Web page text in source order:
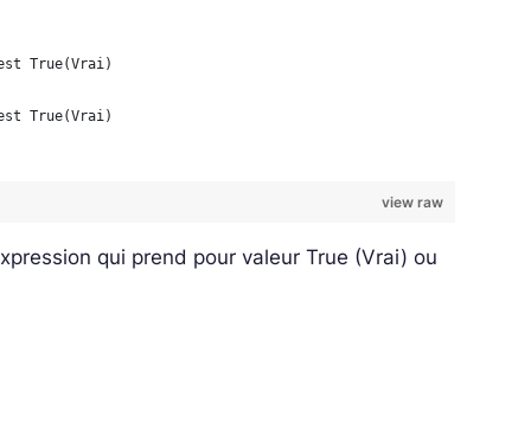
True(Vrai)
True(Vrai)
view raw
qui prend pour valeur True (Vrai) ou